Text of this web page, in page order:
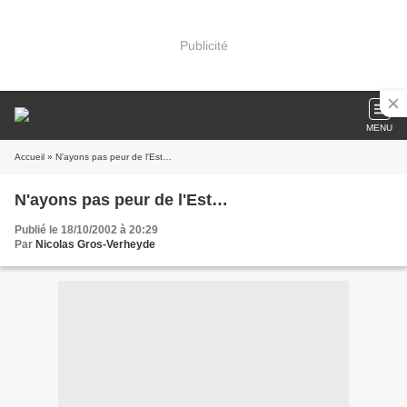
Publicité
MENU
Accueil » N'ayons pas peur de l'Est…
N'ayons pas peur de l'Est…
Publié le 18/10/2002 à 20:29
Par Nicolas Gros-Verheyde